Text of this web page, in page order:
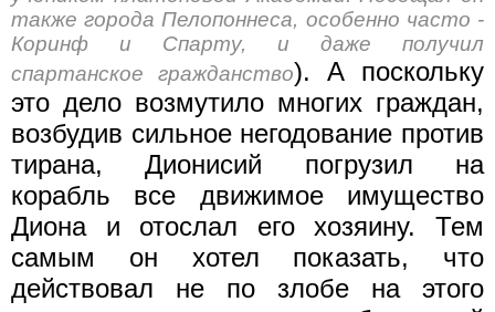
также города Пелопоннеса, особенно часто -
Коринф и Спарту, и даже получил
спартанское гражданство). А поскольку
это дело возмутило многих граждан,
возбудив сильное негодование против
тирана, Дионисий погрузил на
корабль все движимое имущество
Диона и отослал его хозяину. Тем
самым он хотел показать, что
действовал не по злобе на этого